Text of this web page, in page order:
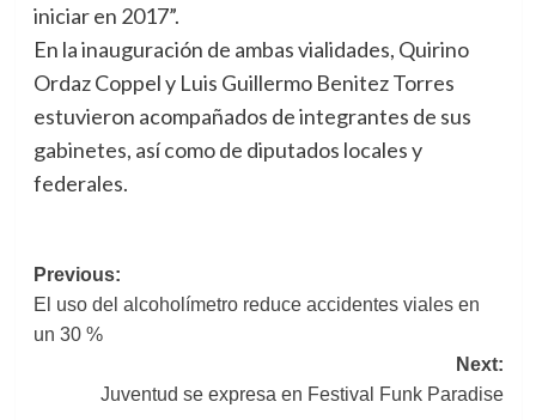
iniciar en 2017”.
En la inauguración de ambas vialidades, Quirino
Ordaz Coppel y Luis Guillermo Benitez Torres
estuvieron acompañados de integrantes de sus
gabinetes, así como de diputados locales y
federales.
Post
navigation
Previous:
El uso del alcoholímetro reduce accidentes viales en
un 30 %
Next:
Juventud se expresa en Festival Funk Paradise